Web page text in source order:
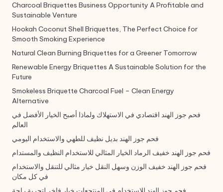
Charcoal Briquettes Business Opportunity A Profitable and
Sustainable Venture
Hookah Coconut Shell Briquettes, The Perfect Choice for
Smooth Smoking Experience
Natural Clean Burning Briquettes for a Greener Tomorrow
Renewable Energy Briquettes A Sustainable Solution for the
Future
Smokeless Briquette Charcoal Fuel – Clean Energy
Alternative
فحم جوز الهند اقتصادي في الاستهلاك ولماذا أصبح الخيار الأفضل في
العالم
فحم جوز الهند بديل نظيف للطهي والاستخدام اليومي
فحم جوز الهند خفيف الرماد الخيار المثالي للاستخدام النظيف والمستدام
فحم جوز الهند خفيف الوزن وسهل النقل خيار مثالي للتنقل والاستخدام
في كل مكان